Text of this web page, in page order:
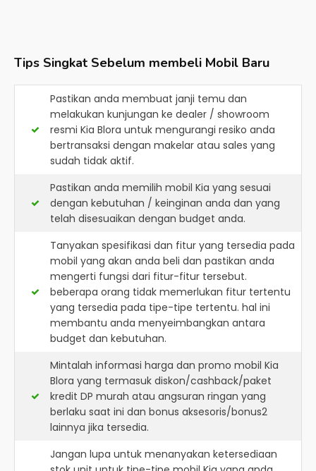
Tips Singkat Sebelum membeli Mobil Baru
Pastikan anda membuat janji temu dan
melakukan kunjungan ke dealer / showroom
resmi Kia Blora untuk mengurangi resiko anda
bertransaksi dengan makelar atau sales yang
sudah tidak aktif.
Pastikan anda memilih mobil Kia yang sesuai
dengan kebutuhan / keinginan anda dan yang
telah disesuaikan dengan budget anda.
Tanyakan spesifikasi dan fitur yang tersedia pada
mobil yang akan anda beli dan pastikan anda
mengerti fungsi dari fitur-fitur tersebut.
beberapa orang tidak memerlukan fitur tertentu
yang tersedia pada tipe-tipe tertentu. hal ini
membantu anda menyeimbangkan antara
budget dan kebutuhan.
Mintalah informasi harga dan promo mobil Kia
Blora yang termasuk diskon/cashback/paket
kredit DP murah atau angsuran ringan yang
berlaku saat ini dan bonus aksesoris/bonus2
lainnya jika tersedia.
Jangan lupa untuk menanyakan ketersediaan